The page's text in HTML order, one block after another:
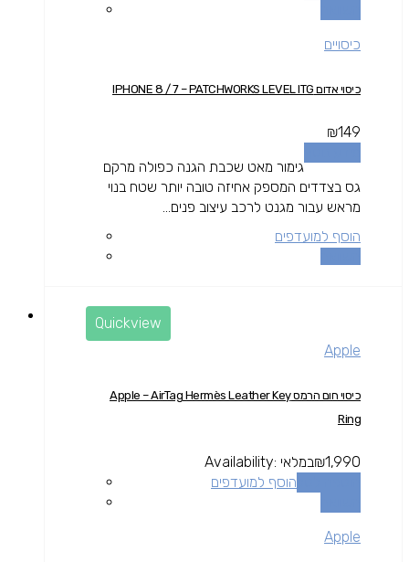
כיסויים
כיסוי אדום IPHONE 8 / 7 – PATCHWORKS LEVEL ITG
₪149
גימור מאט שכבת הגנה כפולה מרקם
גס בצדדים המספק אחיזה טובה יותר שטח בנוי
מראש עבור מגנט לרכב עיצוב פנים...
הוסף למועדפים
Quickview
Apple
כיסוי חום הרמס Apple – AirTag Hermès Leather Key
Ring
₪1,990
Availability: במלאי
הוסף למועדפים
Apple